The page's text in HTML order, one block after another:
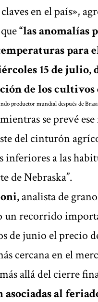
en el país»,
“las anomalías
15 de
de los cultivos
productor mundial después de
se prevé
del cinturón
inferiores a las
de Nebraska”.
analista de
un recorrido
de junio el precio
cercana en el
allá del cierre
asociadas al